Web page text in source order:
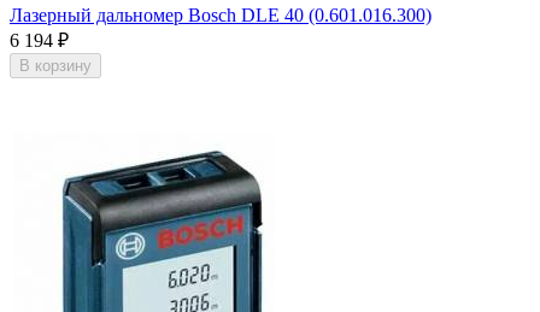
Лазерный дальномер Bosch DLE 40 (0.601.016.300)
6 194 ₽
В корзину